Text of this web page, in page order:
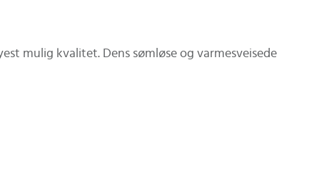
mulig kvalitet. Dens sømløse og varmesveisede